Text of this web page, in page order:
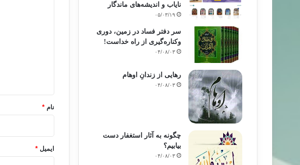
نام *
ایمیل *
نایاب و اندیشه‌های ماندگار
۰۵/۰۳/۱۹
سر دفتر فساد در زمین‌، دوری
وکناره‌گیری از راه خداست‌!
۰۴/۰۸/۰۳
رهایی از زندانِ اوهام
۰۴/۰۸/۰۳
چگونه به آثار استغفار دست
بیابیم؟
۰۴/۰۸/۰۳